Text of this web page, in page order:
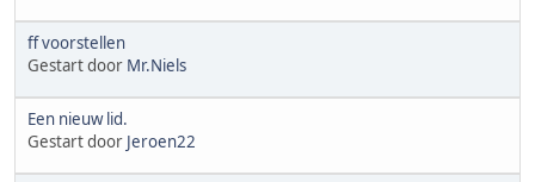
ff voorstellen
Gestart door Mr.Niels
Een nieuw lid.
Gestart door Jeroen22